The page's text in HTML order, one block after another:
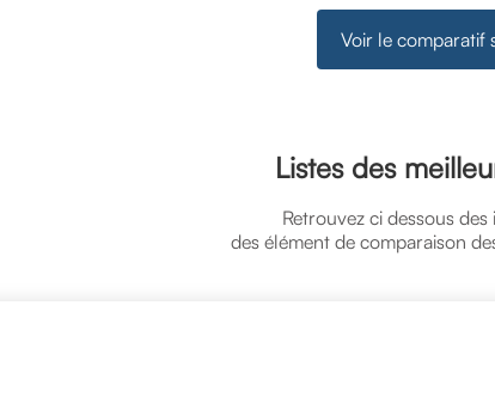
Voir le comparatif
Listes des
Retrouvez ci dessous
des élément de comparaison